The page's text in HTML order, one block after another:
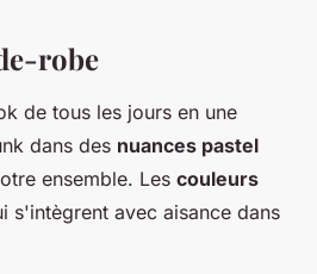
robe
de tous les jours en une
dans des nuances pastel
ensemble. Les couleurs
s'intègrent avec aisance dans